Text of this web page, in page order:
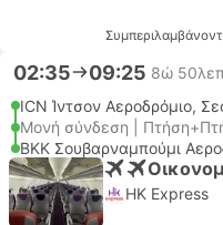
02:35 09:25 8ώ
ICN Ίντσον Αεροδρόμιο,
Μονή σύνδεση |
BKK Σουβαρναμπούμι
HK Express